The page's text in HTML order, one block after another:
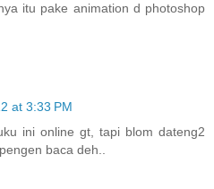
itu pake animation d photoshop
at 3:33 PM
ini online gt, tapi blom dateng2
baca deh..